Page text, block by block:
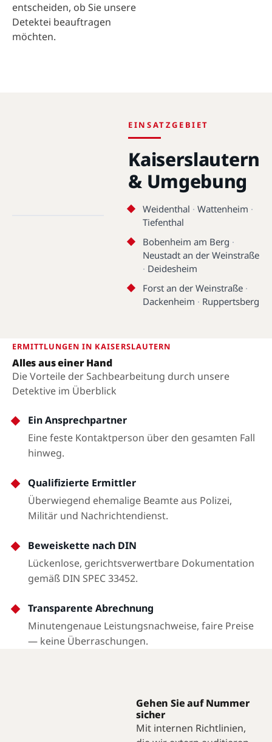
entscheiden, ob Sie unsere
Detektei beauftragen
möchten.
EINSATZGEBIET
Kaiserslautern
& Umgebung
Weidenthal ·Wattenheim ·
Tiefenthal
Bobenheim am Berg ·
Neustadt an der Weinstraße
· Deidesheim
Forst an der Weinstraße ·
Dackenheim · Ruppertsberg
ERMITTLUNGEN IN KAISERSLAUTERN
Alles aus einer Hand
Die Vorteile der Sachbearbeitung durch unsere
Detektive im Überblick
Ein Ansprechpartner
Eine feste Kontaktperson über den gesamten Fall
hinweg.
Qualifizierte Ermittler
Überwiegend ehemalige Beamte aus Polizei,
Militär und Nachrichtendienst.
Beweiskette nach DIN
Lückenlose, gerichtsverwertbare Dokumentation
gemäß DIN SPEC 33452.
Transparente Abrechnung
Minutengenaue Leistungsnachweise, faire Preise
— keine Überraschungen.
Gehen Sie auf Nummer
sicher
Mit internen Richtlinien,